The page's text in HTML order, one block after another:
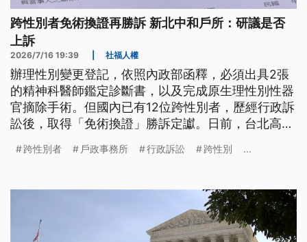
跨性別者免術換證再勝訴 新北中和戶所：研議是否
上訴
2026/7/16 19:39 社福人權
辦理性別變更登記，依照內政部函釋，必須出具2張
的精神科醫師鑑定診斷書，以及完成原生理性別性器
官摘除手術。但國內已有12位跨性別者，歷經行政訴
訟後，取得「免術換證」勝訴定讞。日前，台北高等
性別重置手術，將身分證性別從女變更為男。敗訴的
上訴。
跨性別者 戶政事務所 行政訴訟 跨性別 ...